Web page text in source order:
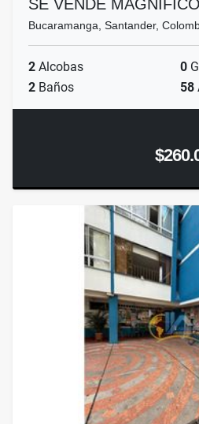
SE VENDE
Bucaramanga, Santander,
2 Alcobas 0
2 Baños 58